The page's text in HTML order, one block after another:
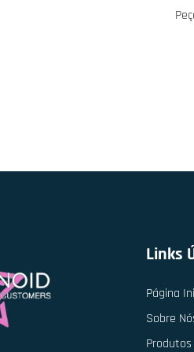
Links
Página
Sobre
Produtos